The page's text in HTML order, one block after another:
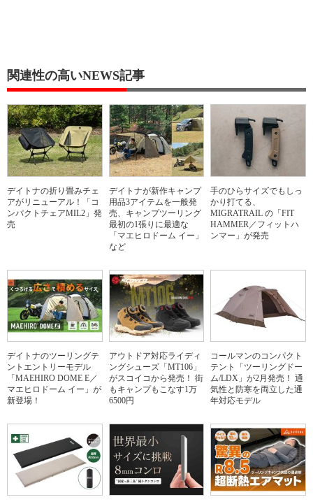
関連性の高いNEWS記事
デイトナの折り畳みチェ
アがリニューアル！「コ
ンパクトチェアMIL2」発
売
デイトナが新作キャンプ
用品3アイテムを一般発
売、キャンプツーリング
最初の1張りに最適な
「マエヒロドーム イー」
など
手のひらサイズでもしっ
かり打てる、
MIGRATRAIL の「FIT
HAMMER／フィットハ
ンマー」が発売
デイトナのツーリングテ
ントエントリーモデル
「MAEHIRO DOME E／
マエヒロドーム イー」が
新登場！
アウトドア対応ライディ
ングシューズ「MT106」
がスコイコから発売！ 街
もキャンプもこなす1万
6500円
コールマンのコンパクト
テント「ツーリングドー
ム/LDX」が2月発売！ 通
気性と防寒を両立した通
年対応モデル